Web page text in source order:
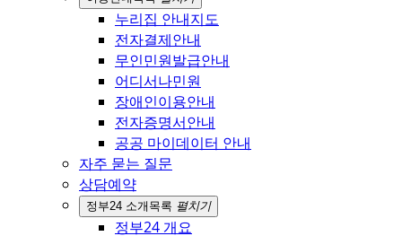
누리집 안내지도
전자결제안내
무인민원발급안내
어디서나민원
장애인이용안내
전자증명서안내
공공 마이데이터 안내
자주 묻는 질문
상담예약
정부24 소개 목록 펼치기
정부24 개요